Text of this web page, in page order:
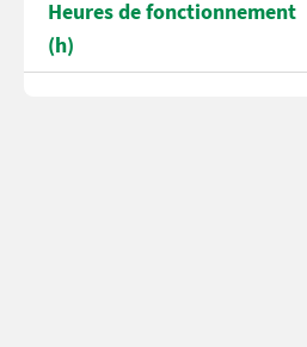
Heures de fonctionnement
(h)